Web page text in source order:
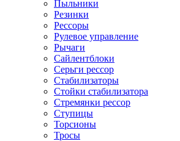
Пыльники
Резинки
Рессоры
Рулевое управление
Рычаги
Сайлентблоки
Серьги рессор
Стабилизаторы
Стойки стабилизатора
Стремянки рессор
Ступицы
Торсионы
Тросы